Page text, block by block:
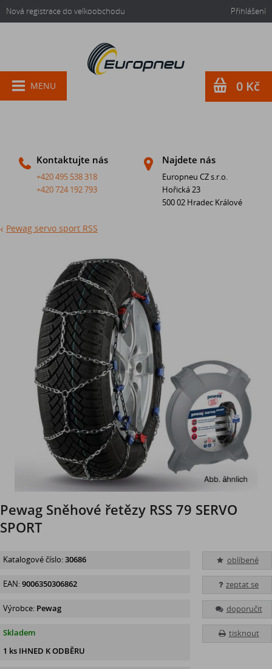
Nová registrace do velkoobchodu Přihlášení
Kontaktujte nás
+420 495 538 318
+420 724 192 793
Najdete nás
Europneu CZ s.r.o.
Hořická 23
500 02 Hradec Králové
MENU 0 Kč
Pewag servo sport RSS
Pewag Sněhové řetězy RSS 79 SERVO
SPORT
oblíbené
zeptat se
doporučit
tisknout
Katalogové číslo:30686
EAN:9006350306862
Výrobce: Pewag
Skladem
1 ks IHNED K ODBĚRU